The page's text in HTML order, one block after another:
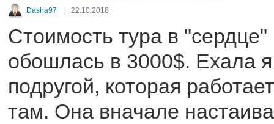
Dasha97 22.10.2018
Стоимость тура в
обошлась в 3000$. Ехала
подругой, которая
там. Она вначале